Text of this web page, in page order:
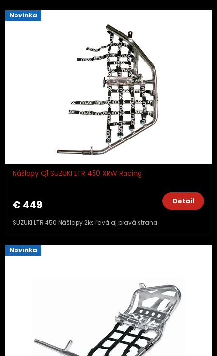
Novinka
Nášlapy Q1 SUZUKI LTR 450 XRW Racing
€ 449 Detail
SUZUKI LTR 450 Nášlapy 2ks ľavá aj pravá strana
Novinka